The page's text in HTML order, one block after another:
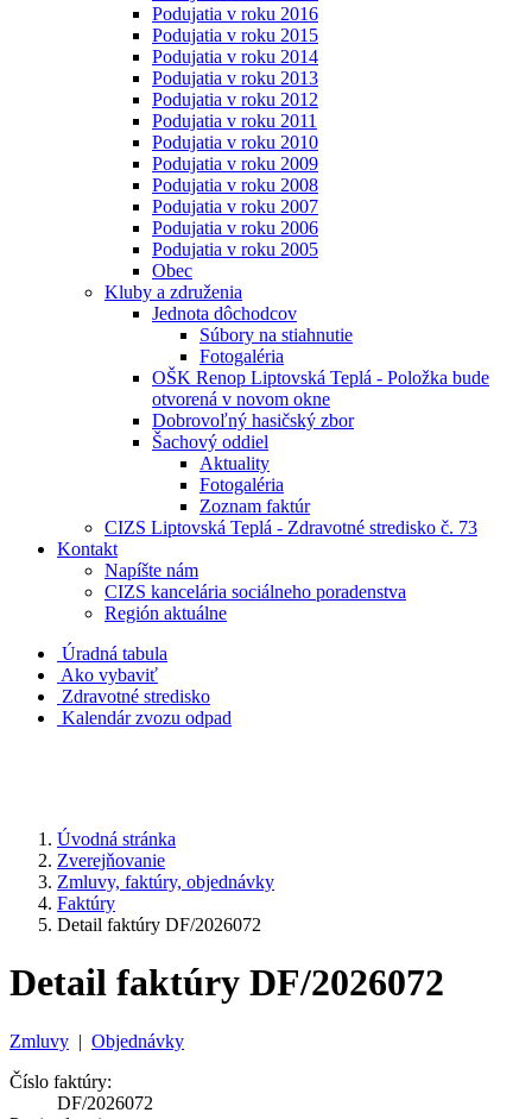
Podujatia v roku 2016
Podujatia v roku 2015
Podujatia v roku 2014
Podujatia v roku 2013
Podujatia v roku 2012
Podujatia v roku 2011
Podujatia v roku 2010
Podujatia v roku 2009
Podujatia v roku 2008
Podujatia v roku 2007
Podujatia v roku 2006
Podujatia v roku 2005
Obec
Kluby a združenia
Jednota dôchodcov
Súbory na stiahnutie
Fotogaléria
OŠK Renop Liptovská Teplá - Položka bude
otvorená v novom okne
Dobrovoľný hasičský zbor
Šachový oddiel
Aktuality
Fotogaléria
Zoznam faktúr
CIZS Liptovská Teplá - Zdravotné stredisko č. 73
Kontakt
Napíšte nám
CIZS kancelária sociálneho poradenstva
Región aktuálne
Úradná tabula
Ako vybaviť
Zdravotné stredisko
Kalendár zvozu odpad
Úvodná stránka
Zverejňovanie
Zmluvy, faktúry, objednávky
Faktúry
Detail faktúry DF/2026072
Detail faktúry DF/2026072
Zmluvy | Objednávky
Číslo faktúry:
DF/2026072